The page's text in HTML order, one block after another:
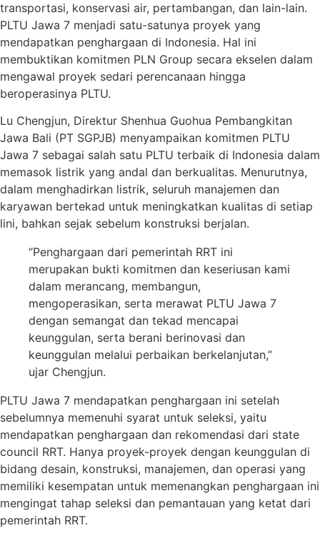
transportasi, konservasi air, pertambangan, dan lain-lain.
PLTU Jawa 7 menjadi satu-satunya proyek yang
mendapatkan penghargaan di Indonesia. Hal ini
membuktikan komitmen PLN Group secara ekselen dalam
mengawal proyek sedari perencanaan hingga
beroperasinya PLTU.
Lu Chengjun, Direktur Shenhua Guohua Pembangkitan
Jawa Bali (PT SGPJB) menyampaikan komitmen PLTU
Jawa 7 sebagai salah satu PLTU terbaik di Indonesia dalam
memasok listrik yang andal dan berkualitas. Menurutnya,
dalam menghadirkan listrik, seluruh manajemen dan
karyawan bertekad untuk meningkatkan kualitas di setiap
lini, bahkan sejak sebelum konstruksi berjalan.
“Penghargaan dari pemerintah RRT ini
merupakan bukti komitmen dan keseriusan kami
dalam merancang, membangun,
mengoperasikan, serta merawat PLTU Jawa 7
dengan semangat dan tekad mencapai
keunggulan, serta berani berinovasi dan
keunggulan melalui perbaikan berkelanjutan,”
ujar Chengjun.
PLTU Jawa 7 mendapatkan penghargaan ini setelah
sebelumnya memenuhi syarat untuk seleksi, yaitu
mendapatkan penghargaan dan rekomendasi dari state
council RRT. Hanya proyek-proyek dengan keunggulan di
bidang desain, konstruksi, manajemen, dan operasi yang
memiliki kesempatan untuk memenangkan penghargaan ini
mengingat tahap seleksi dan pemantauan yang ketat dari
pemerintah RRT.